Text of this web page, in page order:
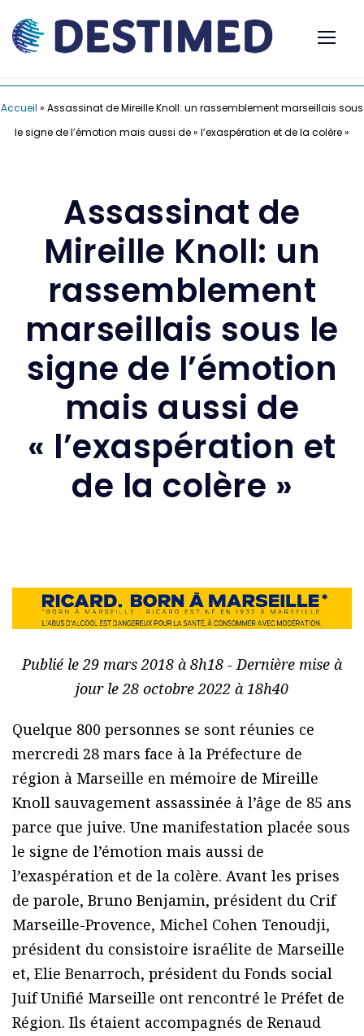
Accueil » Assassinat de Mireille Knoll: un rassemblement marseillais sous
le signe de l’émotion mais aussi de « l’exaspération et de la colère »
Assassinat de
Mireille Knoll: un
rassemblement
marseillais sous le
signe de l’émotion
mais aussi de
« l’exaspération et
de la colère »
Publié le 29 mars 2018 à 8h18 - Dernière mise à
jour le 28 octobre 2022 à 18h40
Quelque 800 personnes se sont réunies ce
mercredi 28 mars face à la Préfecture de
région à Marseille en mémoire de Mireille
Knoll sauvagement assassinée à l’âge de 85 ans
parce que juive. Une manifestation placée sous
le signe de l’émotion mais aussi de
l’exaspération et de la colère. Avant les prises
de parole, Bruno Benjamin, président du Crif
Marseille-Provence, Michel Cohen Tenoudji,
président du consistoire israélite de Marseille
et, Elie Benarroch, président du Fonds social
Juif Unifié Marseille ont rencontré le Préfet de
Région. Ils étaient accompagnés de Renaud